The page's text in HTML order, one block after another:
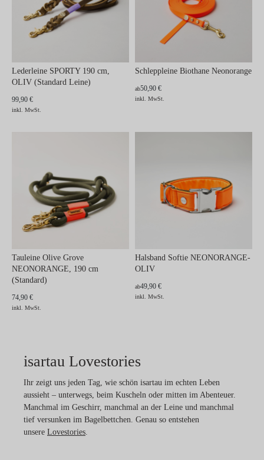
Lederleine SPORTY 190 cm,
OLIV (Standard Leine)
99,90 €
inkl. MwSt.
Schleppleine Biothane Neonorange
ab50,90 €
inkl. MwSt.
Tauleine Olive Grove
NEONORANGE, 190 cm
(Standard)
74,90 €
inkl. MwSt.
Halsband Softie NEONORANGE-
OLIV
ab49,90 €
inkl. MwSt.
isartau Lovestories
Ihr zeigt uns jeden Tag, wie schön isartau im echten Leben
aussieht – unterwegs, beim Kuscheln oder mitten im Abenteuer.
Manchmal im Geschirr, manchmal an der Leine und manchmal
tief versunken im Bagelbettchen. Genau so entstehen
unsere Lovestories.